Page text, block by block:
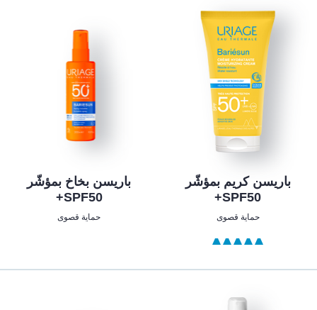
باريسن كريم بمؤشّر
SPF50+
حماية قصوى
باريسن بخاخ بمؤشّر
SPF50+
حماية قصوى